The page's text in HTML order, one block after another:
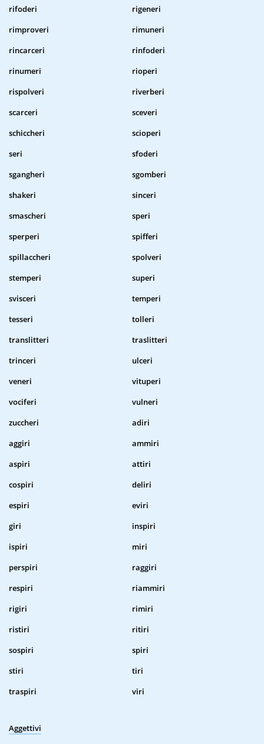
rifoderi
rigeneri
rimproveri
rimuneri
rincarceri
rinfoderi
rinumeri
rioperi
rispolveri
riverberi
scarceri
sceveri
schiccheri
scioperi
seri
sfoderi
sgangheri
sgomberi
shakeri
sinceri
smascheri
speri
sperperi
spifferi
spillaccheri
spolveri
stemperi
superi
svisceri
temperi
tesseri
tolleri
translitteri
traslitteri
trinceri
ulceri
veneri
vituperi
vociferi
vulneri
zuccheri
adiri
aggiri
ammiri
aspiri
attiri
cospiri
deliri
espiri
eviri
giri
inspiri
ispiri
miri
perspiri
raggiri
respiri
riammiri
rigiri
rimiri
ristiri
ritiri
sospiri
spiri
stiri
tiri
traspiri
viri
Aggettivi